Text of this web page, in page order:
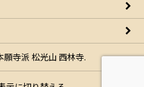
寺派 松光山 西林寺.